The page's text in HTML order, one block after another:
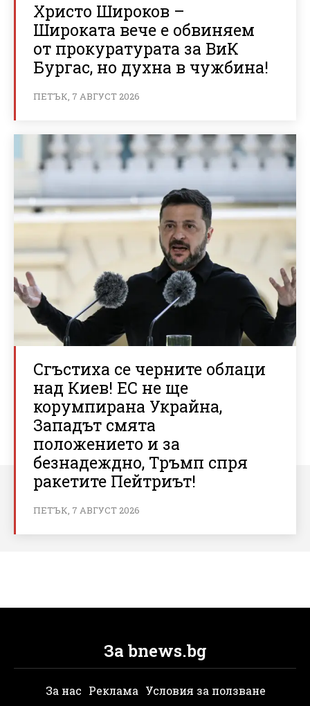
Христо Широков –
Широката вече е обвиняем
от прокуратурата за ВиК
Бургас, но духна в чужбина!
ПЕТЪК, 7 АВГУСТ 2026
Сгъстиха се черните облаци
над Киев! ЕС не ще
корумпирана Украйна,
Западът смята
положението и за
безнадеждно, Тръмп спря
ракетите Пейтриът!
ПЕТЪК, 7 АВГУСТ 2026
За bnews.bg
За нас Реклама Условия за ползване